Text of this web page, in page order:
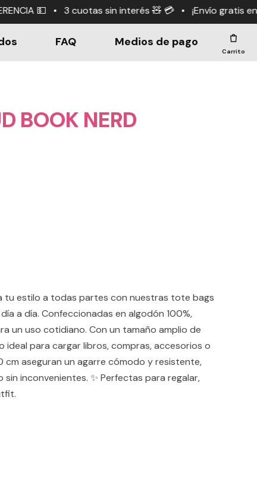
sin interés 🧸 💳 • ¡Envío gratis en compras
FAQ Medios de pago
Carrito
BOOK NERD
tu estilo a todas partes con nuestras tote bags
a día. Confeccionadas en algodón 100%,
un uso cotidiano. Con un tamaño amplio de
para cargar libros, compras, accesorios o
cm aseguran un agarre cómodo y resistente,
inconvenientes. ✨ Perfectas para regalar,